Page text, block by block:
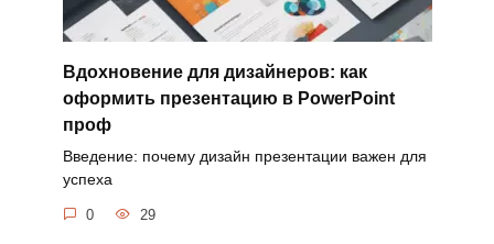
Вдохновение для дизайнеров: как
оформить презентацию в PowerPoint
проф
Введение: почему дизайн презентации важен для
успеха
0 29